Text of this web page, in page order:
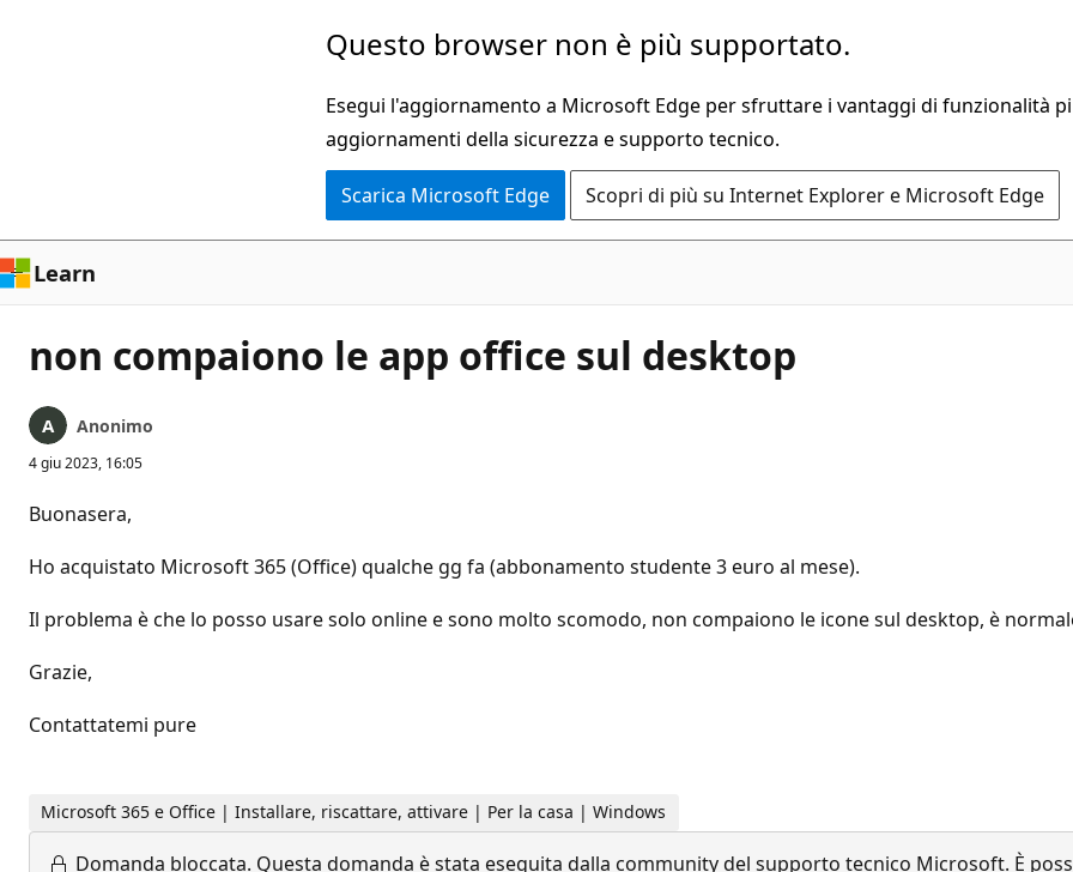
Questo browser non è più supportato.
Esegui l'aggiornamento a Microsoft Edge per sfruttare i vantaggi di funzionalità
aggiornamenti della sicurezza e supporto tecnico.
Scarica Microsoft Edge Scopri di più su Internet Explorer e Microsoft Edge
Learn
non compaiono le app office sul desktop
Anonimo
4 giu 2023, 16:05
Buonasera,
Ho acquistato Microsoft 365 (Office) qualche gg fa (abbonamento studente 3 euro al mese).
Il problema è che lo posso usare solo online e sono molto scomodo, non compaiono le icone sul desktop, è
Grazie,
Contattatemi pure
Microsoft 365 e Office | Installare, riscattare, attivare | Per la casa | Windows
Domanda bloccata. Questa domanda è stata eseguita dalla community del supporto tecnico Microsoft. È